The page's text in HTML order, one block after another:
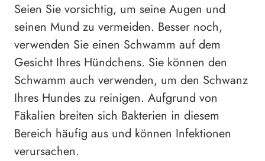
Seien Sie vorsichtig, um seine Augen und
seinen Mund zu vermeiden. Besser noch,
verwenden Sie einen Schwamm auf dem
Gesicht Ihres Hündchens. Sie können den
Schwamm auch verwenden, um den Schwanz
Ihres Hundes zu reinigen. Aufgrund von
Fäkalien breiten sich Bakterien in diesem
Bereich häufig aus und können Infektionen
verursachen.